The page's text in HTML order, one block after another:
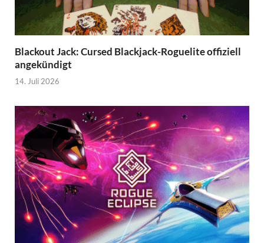
Blackout Jack: Cursed Blackjack-Roguelite offiziell
angekündigt
14. Juli 2026